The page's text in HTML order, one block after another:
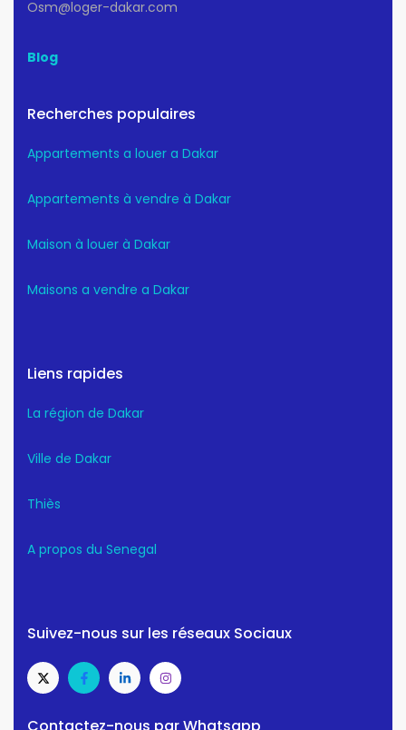
Osm@loger-dakar.com
Blog
Recherches populaires
Appartements a louer a Dakar
Appartements à vendre à Dakar
Maison à louer à Dakar
Maisons a vendre a Dakar
Liens rapides
La région de Dakar
Ville de Dakar
Thiès
A propos du Senegal
Suivez-nous sur les réseaux Sociaux